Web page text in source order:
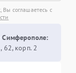
Вы соглашаетесь с
Симферополе:
62, корп. 2